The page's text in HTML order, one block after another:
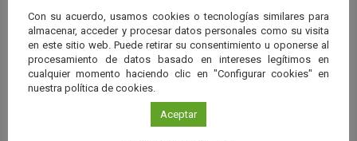
Con su acuerdo, usamos cookies o tecnologías similares para
almacenar, acceder y procesar datos personales como su visita
en este sitio web. Puede retirar su consentimiento u oponerse al
procesamiento de datos basado en intereses legítimos en
cualquier momento haciendo clic en "Configurar cookies" en
nuestra política de cookies.
Aceptar